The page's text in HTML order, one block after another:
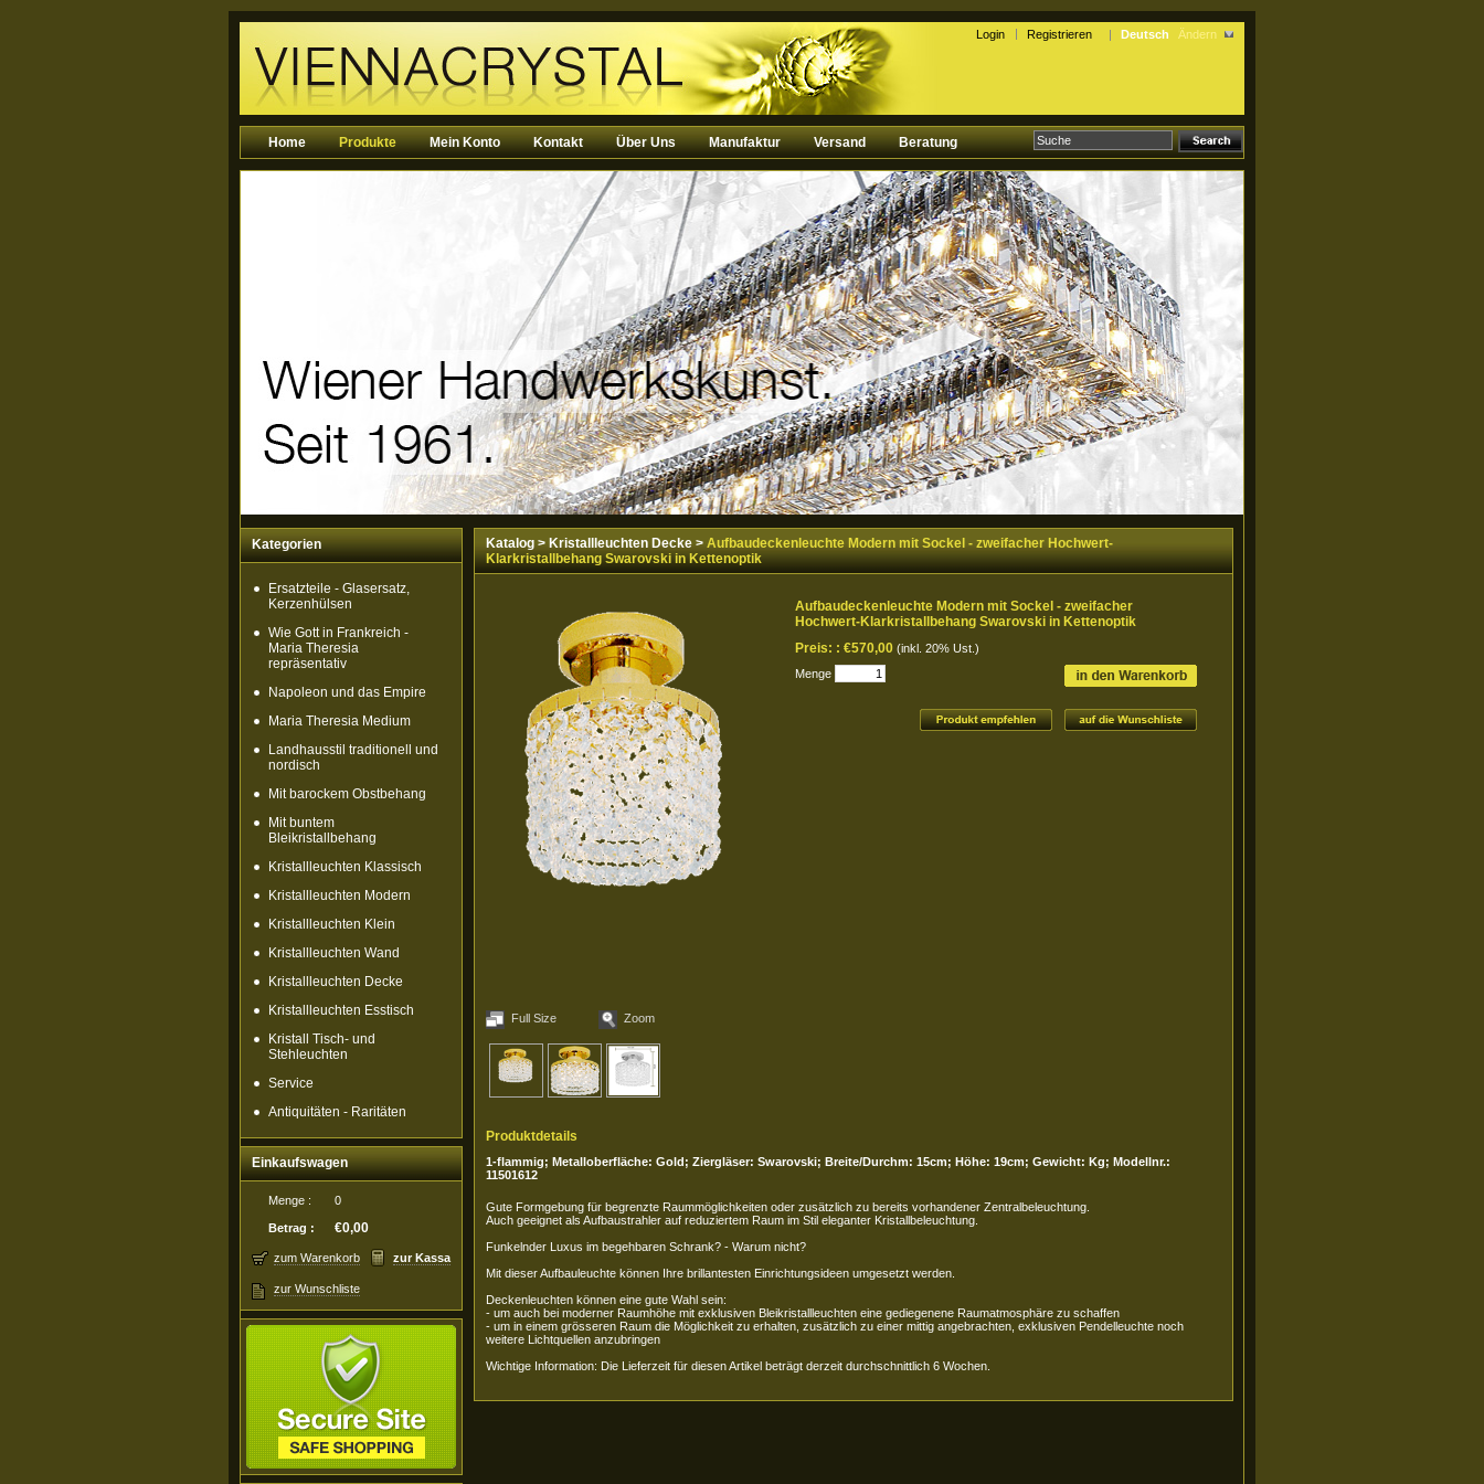
Deutsch Ändern
Login Registrieren
Home Produkte Mein Konto Kontakt Über Uns Manufaktur Versand Beratung
Kategorien
Ersatzteile - Glasersatz,
Kerzenhülsen
Wie Gott in Frankreich -
Maria Theresia
repräsentativ
Napoleon und das Empire
Maria Theresia Medium
Landhausstil traditionell und
nordisch
Mit barockem Obstbehang
Mit buntem
Bleikristallbehang
Kristallleuchten Klassisch
Kristallleuchten Modern
Kristallleuchten Klein
Kristallleuchten Wand
Kristallleuchten Decke
Kristallleuchten Esstisch
Kristall Tisch- und
Stehleuchten
Service
Antiquitäten - Raritäten
Einkaufswagen
Menge : 0
Betrag : €0,00
zum Warenkorb zur Kassa
zur Wunschliste
Katalog > Kristallleuchten Decke > Aufbaudeckenleuchte Modern mit Sockel - zweifacher Hochwert-
Klarkristallbehang Swarovski in Kettenoptik
Full Size Zoom
Aufbaudeckenleuchte Modern mit Sockel - zweifacher
Hochwert-Klarkristallbehang Swarovski in Kettenoptik
Preis: : €570,00 (inkl. 20% Ust.)
Menge
Produktdetails
1-flammig; Metalloberfläche: Gold; Ziergläser: Swarovski; Breite/Durchm: 15cm; Höhe: 19cm; Gewicht: Kg; Modellnr.:
11501612
Gute Formgebung für begrenzte Raummöglichkeiten oder zusätzlich zu bereits vorhandener Zentralbeleuchtung.
Auch geeignet als Aufbaustrahler auf reduziertem Raum im Stil eleganter Kristallbeleuchtung.
Funkelnder Luxus im begehbaren Schrank? - Warum nicht?
Mit dieser Aufbauleuchte können Ihre brillantesten Einrichtungsideen umgesetzt werden.
Deckenleuchten können eine gute Wahl sein:
- um auch bei moderner Raumhöhe mit exklusiven Bleikristallleuchten eine gediegenene Raumatmosphäre zu schaffen
- um in einem grösseren Raum die Möglichkeit zu erhalten, zusätzlich zu einer mittig angebrachten, exklusiven Pendelleuchte noch
weitere Lichtquellen anzubringen
Wichtige Information: Die Lieferzeit für diesen Artikel beträgt derzeit durchschnittlich 6 Wochen.